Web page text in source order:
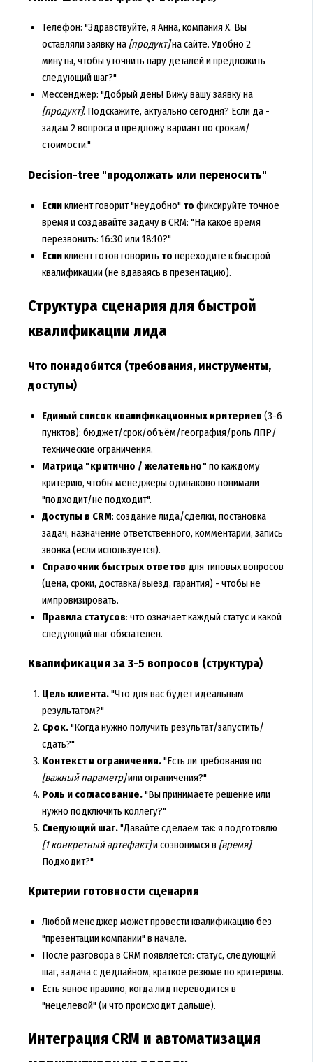
Телефон: "Здравствуйте, я Анна, компания X. Вы
оставляли заявку на [продукт]на сайте. Удобно 2
минуты, чтобы уточнить пару деталей и предложить
следующий шаг?"
Мессенджер: "Добрый день! Вижу вашу заявку на
[продукт]. Подскажите, актуально сегодня? Если да -
задам 2 вопроса и предложу вариант по срокам/
стоимости."
Decision-tree "продолжать или переносить"
Есликлиент говорит "неудобно" то фиксируйте точное
время и создавайте задачу в CRM: "На какое время
перезвонить: 16:30 или 18:10?"
Есликлиент готов говорить то переходите к быстрой
квалификации (не вдаваясь в презентацию).
Структура сценария для быстрой
квалификации лида
Что понадобится (требования, инструменты,
доступы)
Единый список квалификационных критериев (3-6
пунктов): бюджет/срок/объём/география/роль ЛПР/
технические ограничения.
Матрица "критично / желательно" по каждому
критерию, чтобы менеджеры одинаково понимали
"подходит/не подходит".
Доступы в CRM: создание лида/сделки, постановка
задач, назначение ответственного, комментарии, запись
звонка (если используется).
Справочник быстрых ответов для типовых вопросов
(цена, сроки, доставка/выезд, гарантия) - чтобы не
импровизировать.
Правила статусов: что означает каждый статус и какой
следующий шаг обязателен.
Квалификация за 3-5 вопросов (структура)
Цель клиента."Что для вас будет идеальным
результатом?"
Срок."Когда нужно получить результат/запустить/
сдать?"
Контекст и ограничения."Есть ли требования по
[важный параметр]или ограничения?"
Роль и согласование."Вы принимаете решение или
нужно подключить коллегу?"
Следующий шаг."Давайте сделаем так: я подготовлю
[1 конкретный артефакт]и созвонимся в [время].
Подходит?"
Критерии готовности сценария
Любой менеджер может провести квалификацию без
"презентации компании" в начале.
После разговора в CRM появляется: статус, следующий
шаг, задача с дедлайном, краткое резюме по критериям.
Есть явное правило, когда лид переводится в
"нецелевой" (и что происходит дальше).
Интеграция CRM и автоматизация